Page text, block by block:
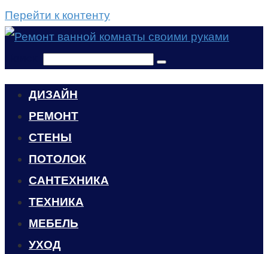
Перейти к контенту
ДИЗАЙН
РЕМОНТ
СТЕНЫ
ПОТОЛОК
САНТЕХНИКА
ТЕХНИКА
МЕБЕЛЬ
УХОД